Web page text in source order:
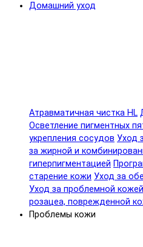
Домашний уход
Атравматичная чистка HL
Осветление пигментных
укрепления сосудов Уход
за жирной и
гиперпигментацией
старение кожи Уход за
Уход за проблемной
розацеа, поврежденной
Проблемы кожи